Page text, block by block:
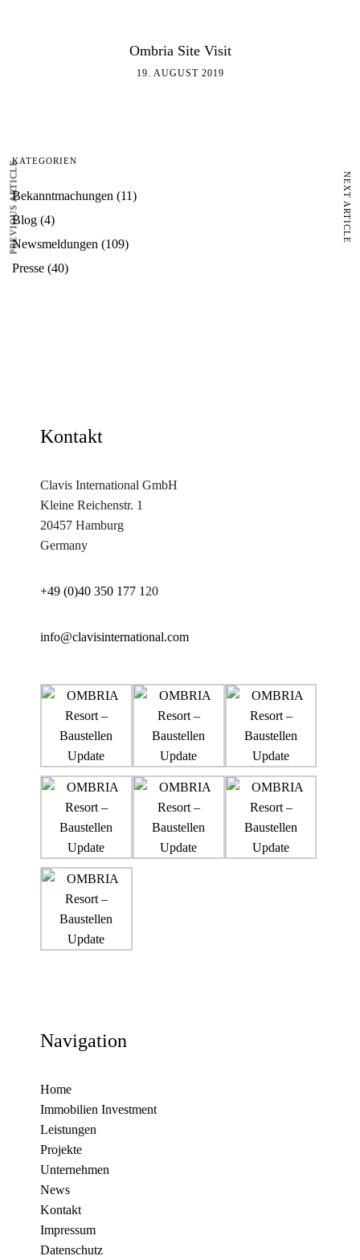
Ombria Site Visit
19. AUGUST 2019
PREVIOUS ARTICLE NEXT ARTICLE
KATEGORIEN
Bekanntmachungen (11)
Blog (4)
Newsmeldungen (109)
Presse (40)
Kontakt
Clavis International GmbH
Kleine Reichenstr. 1
20457 Hamburg
Germany
+49 (0)40 350 177 1 20
info@clavisinternational.com
Navigation
Home
Immobilien Investment
Leistungen
Projekte
Unternehmen
News
Kontakt
Impressum
Datenschutz